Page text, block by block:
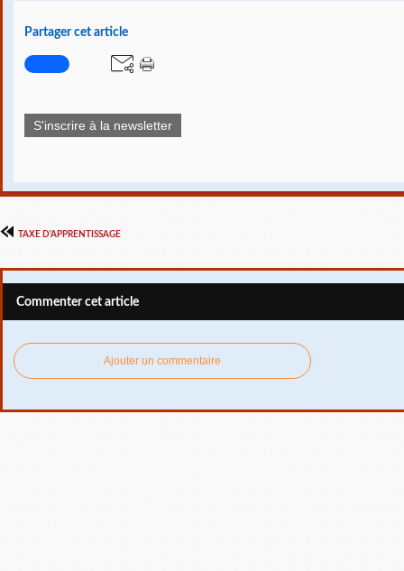
Partager cet article
S'inscrire à la newsletter
TAXE D'APPRENTISSAGE
Commenter cet article
Ajouter un commentaire